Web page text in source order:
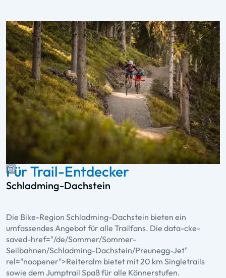
Für Trail-Entdecker
Schladming-Dachstein
Die Bike-Region Schladming-Dachstein bieten ein
umfassendes Angebot für alle Trailfans. Die data-cke-
saved-href="/de/Sommer/Sommer-
Seilbahnen/Schladming-Dachstein/Preunegg-Jet"
rel="noopener">Reiteralm bietet mit 20 km Singletrails
sowie dem Jumptrail Spaß für alle Könnerstufen.